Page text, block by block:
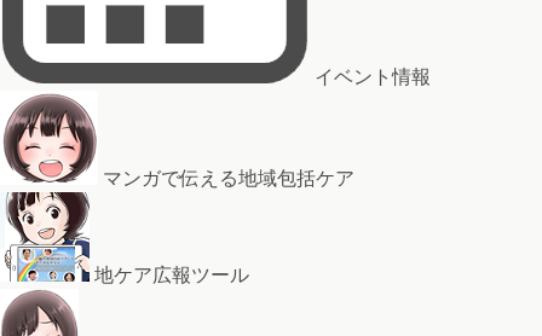
イベント情報
マンガで伝える地域包括ケア
地ケア広報ツール